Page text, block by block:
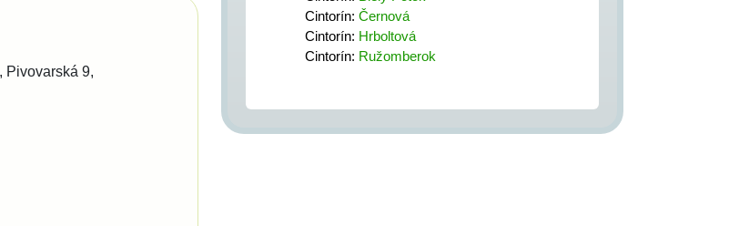
Cintorín: Černová
Cintorín: Hrboltová
Cintorín: Ružomberok
Pivovarská 9